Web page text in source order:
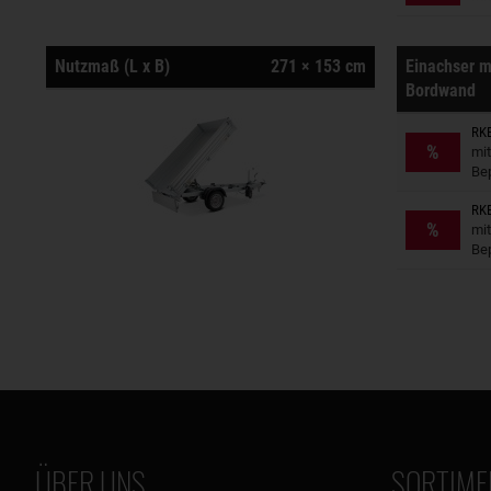
Nutzmaß (L x B) 271 × 153 cm
Einachser
Bordwand
%
%